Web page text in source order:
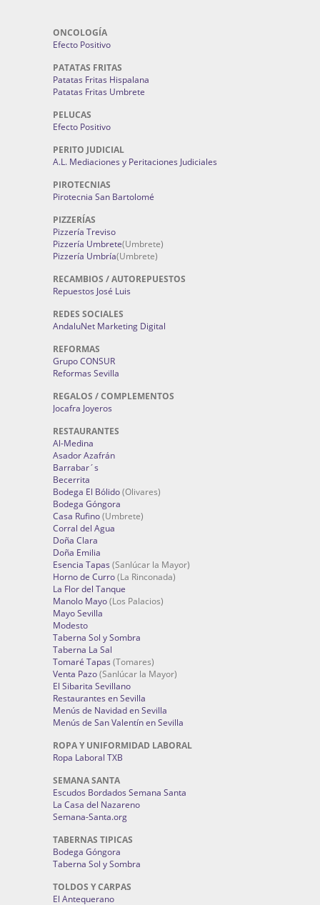
ONCOLOGÍA
Efecto Positivo
PATATAS FRITAS
Patatas Fritas Hispalana
Patatas Fritas Umbrete
PELUCAS
Efecto Positivo
PERITO JUDICIAL
A.L. Mediaciones y Peritaciones Judiciales
PIROTECNIAS
Pirotecnia San Bartolomé
PIZZERÍAS
Pizzería Treviso
Pizzería Umbrete(Umbrete)
Pizzería Umbría(Umbrete)
RECAMBIOS / AUTOREPUESTOS
Repuestos José Luis
REDES SOCIALES
AndaluNet Marketing Digital
REFORMAS
Grupo CONSUR
Reformas Sevilla
REGALOS / COMPLEMENTOS
Jocafra Joyeros
RESTAURANTES
Al-Medina
Asador Azafrán
Barrabar´s
Becerrita
Bodega El Bólido(Olivares)
Bodega Góngora
Casa Rufino(Umbrete)
Corral del Agua
Doña Clara
Doña Emilia
Esencia Tapas (Sanlúcar la Mayor)
Horno de Curro(La Rinconada)
La Flor del Tanque
Manolo Mayo(Los Palacios)
Mayo Sevilla
Modesto
Taberna Sol y Sombra
Taberna La Sal
Tomaré Tapas (Tomares)
Venta Pazo(Sanlúcar la Mayor)
El Sibarita Sevillano
Restaurantes en Sevilla
Menús de Navidad en Sevilla
Menús de San Valentín en Sevilla
ROPA Y UNIFORMIDAD LABORAL
Ropa Laboral TXB
SEMANA SANTA
Escudos Bordados Semana Santa
La Casa del Nazareno
Semana-Santa.org
TABERNAS TIPICAS
Bodega Góngora
Taberna Sol y Sombra
TOLDOS Y CARPAS
El Antequerano